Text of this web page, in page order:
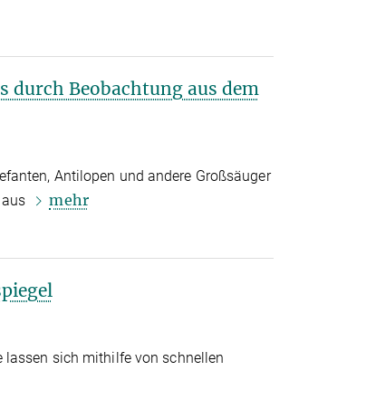
durch Beobachtung aus dem
Antilopen und andere Großsäuger
mehr
lassen sich mithilfe von schnellen